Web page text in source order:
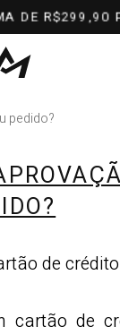
DE R$299,90
pedido?
de
cartão de